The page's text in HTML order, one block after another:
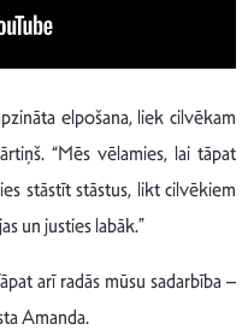
elpošana, liek cilvēkam
“Mēs vēlamies, lai tāpat
stāstīt stāstus, likt cilvēkiem
un justies labāk.”
arī radās mūsu sadarbība –
Amanda.